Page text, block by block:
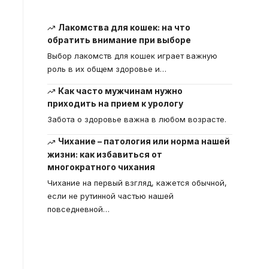
Лакомства для кошек: на что
обратить внимание при выборе
Выбор лакомств для кошек играет важную
роль в их общем здоровье и…
Как часто мужчинам нужно
приходить на прием к урологу
Забота о здоровье важна в любом возрасте.
Чихание – патология или норма нашей
жизни: как избавиться от
многократного чихания
Чихание на первый взгляд, кажется обычной,
если не рутинной частью нашей
повседневной…